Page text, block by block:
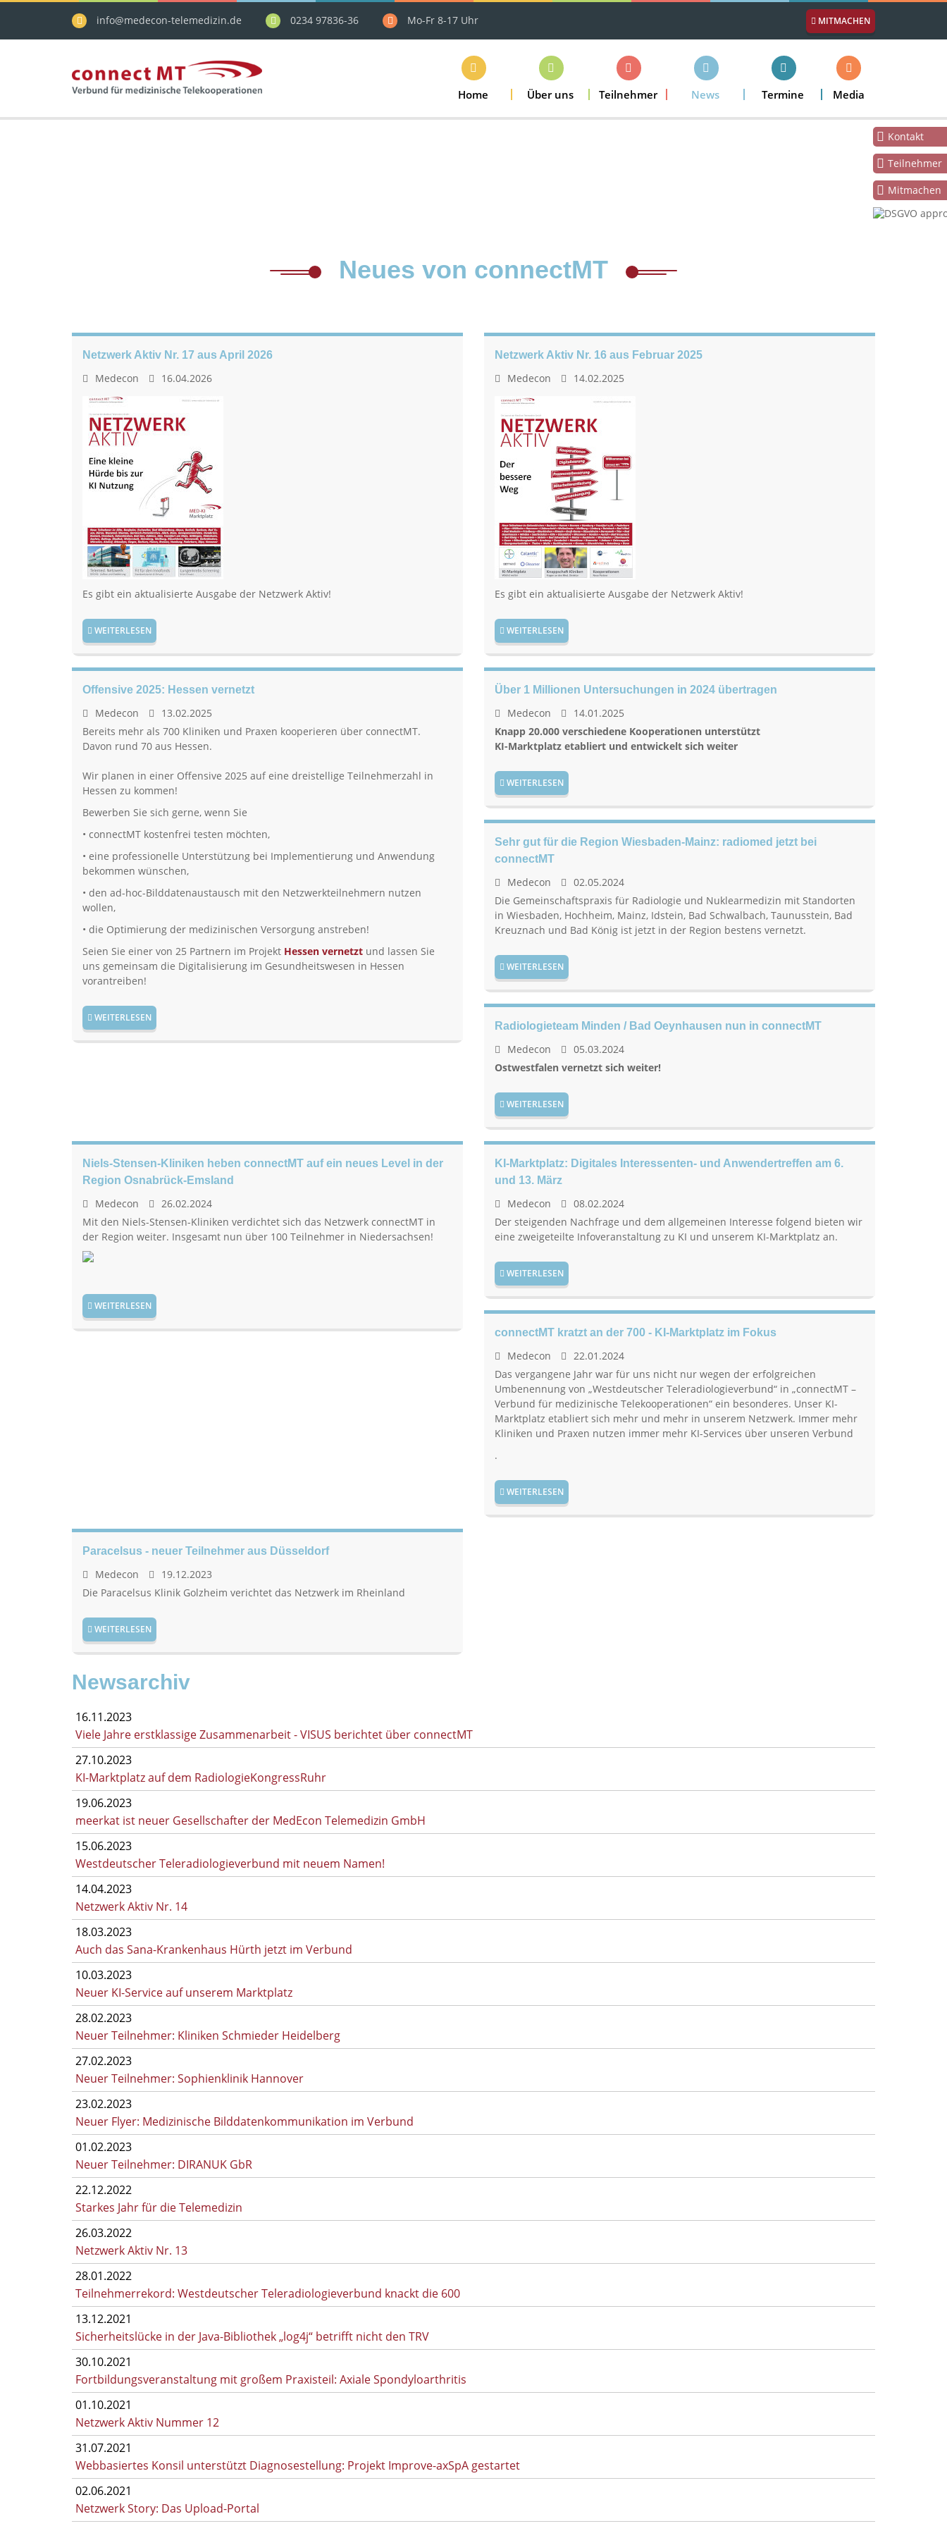
info@medecon-telemedizin.de 0234 97836-36 Mo-Fr 8-17 Uhr MITMACHEN
Home Über uns Teilnehmer News Termine Media
Neues von connectMT
Netzwerk Aktiv Nr. 17 aus April 2026
Medecon 16.04.2026
Es gibt ein aktualisierte Ausgabe der Netzwerk Aktiv!
WEITERLESEN
Netzwerk Aktiv Nr. 16 aus Februar 2025
Medecon 14.02.2025
Es gibt ein aktualisierte Ausgabe der Netzwerk Aktiv!
WEITERLESEN
Offensive 2025: Hessen vernetzt
Medecon
13.02.2025
Bereits mehr als 700 Kliniken und Praxen kooperieren über connectMT.
Davon rund 70 aus Hessen.
Wir planen in einer Offensive 2025 auf eine dreistellige Teilnehmerzahl in
Hessen zu kommen!
Bewerben Sie sich gerne, wenn Sie
• connectMT kostenfrei testen möchten,
• eine professionelle Unterstützung bei Implementierung und Anwendung
bekommen wünschen,
• den ad-hoc-Bilddatenaustausch mit den Netzwerkteilnehmern nutzen
wollen,
• die Optimierung der medizinischen Versorgung anstreben!
Seien Sie einer von 25 Partnern im Projekt Hessen vernetzt und lassen Sie
uns gemeinsam die Digitalisierung im Gesundheitswesen in Hessen
vorantreiben!
WEITERLESEN
Über 1 Millionen Untersuchungen in 2024 übertragen
Medecon
14.01.2025
Knapp 20.000 verschiedene Kooperationen unterstützt
KI-Marktplatz etabliert und entwickelt sich weiter
WEITERLESEN
Sehr gut für die Region Wiesbaden-Mainz: radiomed jetzt bei
connectMT
Medecon
02.05.2024
Die Gemeinschaftspraxis für Radiologie und Nuklearmedizin mit Standorten
in Wiesbaden, Hochheim, Mainz, Idstein, Bad Schwalbach, Taunusstein, Bad
Kreuznach und Bad König ist jetzt in der Region bestens vernetzt.
WEITERLESEN
Radiologieteam Minden / Bad Oeynhausen nun in connectMT
Medecon
05.03.2024
Ostwestfalen vernetzt sich weiter!
WEITERLESEN
Niels-Stensen-Kliniken heben connectMT auf ein neues Level in der
Region Osnabrück-Emsland
Medecon
26.02.2024
Mit den Niels-Stensen-Kliniken verdichtet sich das Netzwerk connectMT in
der Region weiter. Insgesamt nun über 100 Teilnehmer in Niedersachsen!
WEITERLESEN
KI-Marktplatz: Digitales Interessenten- und Anwendertreffen am 6.
und 13. März
Medecon
08.02.2024
Der steigenden Nachfrage und dem allgemeinen Interesse folgend bieten wir
eine zweigeteilte Infoveranstaltung zu KI und unserem KI-Marktplatz an.
WEITERLESEN
connectMT kratzt an der 700 - KI-Marktplatz im Fokus
Medecon
22.01.2024
Das vergangene Jahr war für uns nicht nur wegen der erfolgreichen
Umbenennung von „Westdeutscher Teleradiologieverbund“ in „connectMT –
Verbund für medizinische Telekooperationen“ ein besonderes. Unser KI-
Marktplatz etabliert sich mehr und mehr in unserem Netzwerk. Immer mehr
Kliniken und Praxen nutzen immer mehr KI-Services über unseren Verbund
.
WEITERLESEN
Paracelsus - neuer Teilnehmer aus Düsseldorf
Medecon
19.12.2023
Die Paracelsus Klinik Golzheim verichtet das Netzwerk im Rheinland
WEITERLESEN
Newsarchiv
16.11.2023
Viele Jahre erstklassige Zusammenarbeit - VISUS berichtet über connectMT
27.10.2023
KI-Marktplatz auf dem RadiologieKongressRuhr
19.06.2023
meerkat ist neuer Gesellschafter der MedEcon Telemedizin GmbH
15.06.2023
Westdeutscher Teleradiologieverbund mit neuem Namen!
14.04.2023
Netzwerk Aktiv Nr. 14
18.03.2023
Auch das Sana-Krankenhaus Hürth jetzt im Verbund
10.03.2023
Neuer KI-Service auf unserem Marktplatz
28.02.2023
Neuer Teilnehmer: Kliniken Schmieder Heidelberg
27.02.2023
Neuer Teilnehmer: Sophienklinik Hannover
23.02.2023
Neuer Flyer: Medizinische Bilddatenkommunikation im Verbund
01.02.2023
Neuer Teilnehmer: DIRANUK GbR
22.12.2022
Starkes Jahr für die Telemedizin
26.03.2022
Netzwerk Aktiv Nr. 13
28.01.2022
Teilnehmerrekord: Westdeutscher Teleradiologieverbund knackt die 600
13.12.2021
Sicherheitslücke in der Java-Bibliothek „log4j“ betrifft nicht den TRV
30.10.2021
Fortbildungsveranstaltung mit großem Praxisteil: Axiale Spondyloarthritis
01.10.2021
Netzwerk Aktiv Nummer 12
31.07.2021
Webbasiertes Konsil unterstützt Diagnosestellung: Projekt Improve-axSpA gestartet
02.06.2021
Netzwerk Story: Das Upload-Portal
Kontakt
Teilnehmer
Mitmachen